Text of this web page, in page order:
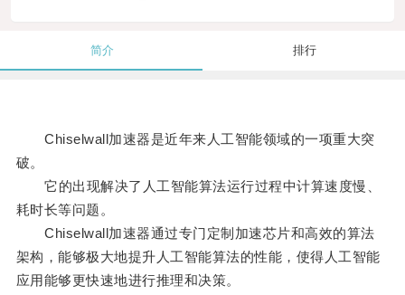
简介 排行
Chiselwall加速器是近年来人工智能领域的一项重大突
破。
它的出现解决了人工智能算法运行过程中计算速度慢、
耗时长等问题。
Chiselwall加速器通过专门定制加速芯片和高效的算法
架构，能够极大地提升人工智能算法的性能，使得人工智能
应用能够更快速地进行推理和决策。